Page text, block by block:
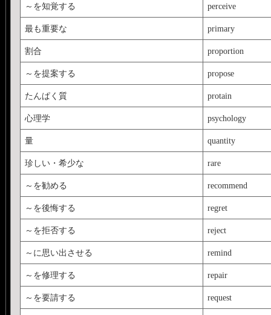
～を知覚する perceive
最も重要な primary
割合 proportion
～を提案する propose
たんぱく質 protain
心理学 psychology
量 quantity
珍しい・希少な rare
～を勧める recommend
～を後悔する regret
～を拒否する reject
～に思い出させる remind
～を修理する repair
～を要請する request